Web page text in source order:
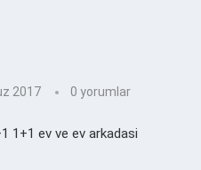
2017 0 yorumlar
1+1 ev ve ev arkadasi